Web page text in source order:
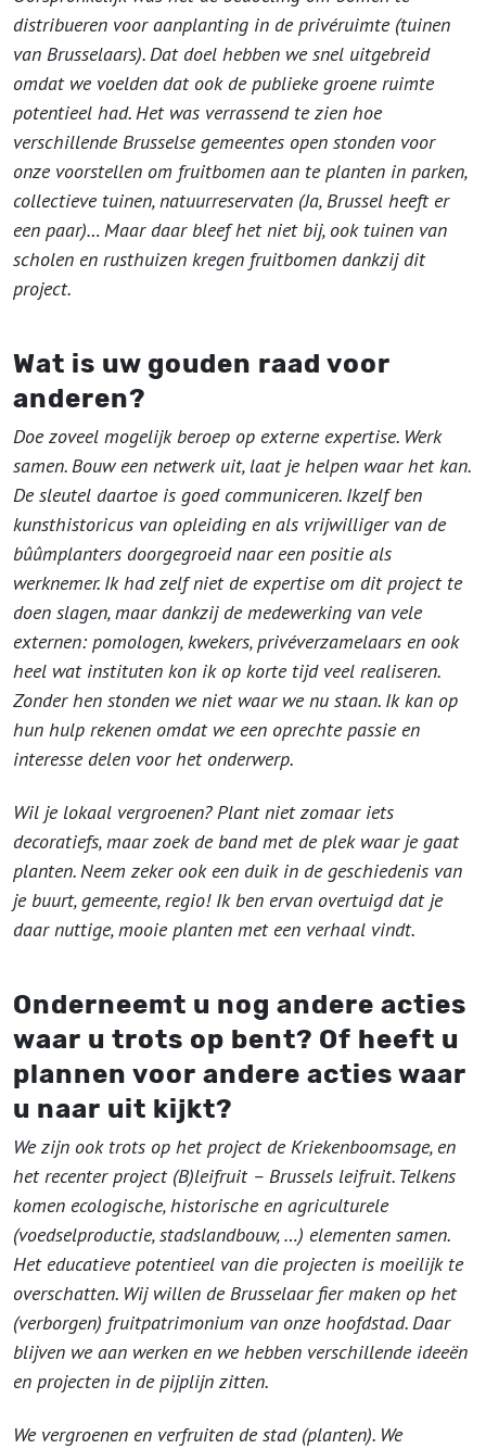
distribueren voor aanplanting in de privéruimte (tuinen
van Brusselaars). Dat doel hebben we snel uitgebreid
omdat we voelden dat ook de publieke groene ruimte
potentieel had. Het was verrassend te zien hoe
verschillende Brusselse gemeentes open stonden voor
onze voorstellen om fruitbomen aan te planten in parken,
collectieve tuinen, natuurreservaten (Ja, Brussel heeft er
een paar)… Maar daar bleef het niet bij, ook tuinen van
scholen en rusthuizen kregen fruitbomen dankzij dit
project.
Wat is uw gouden raad voor
anderen?
Doe zoveel mogelijk beroep op externe expertise. Werk
samen. Bouw een netwerk uit, laat je helpen waar het kan.
De sleutel daartoe is goed communiceren. Ikzelf ben
kunsthistoricus van opleiding en als vrijwilliger van de
bûûmplanters doorgegroeid naar een positie als
werknemer. Ik had zelf niet de expertise om dit project te
doen slagen, maar dankzij de medewerking van vele
externen: pomologen, kwekers, privéverzamelaars en ook
heel wat instituten kon ik op korte tijd veel realiseren.
Zonder hen stonden we niet waar we nu staan. Ik kan op
hun hulp rekenen omdat we een oprechte passie en
interesse delen voor het onderwerp.
Wil je lokaal vergroenen? Plant niet zomaar iets
decoratiefs, maar zoek de band met de plek waar je gaat
planten. Neem zeker ook een duik in de geschiedenis van
je buurt, gemeente, regio! Ik ben ervan overtuigd dat je
daar nuttige, mooie planten met een verhaal vindt.
Onderneemt u nog andere acties
waar u trots op bent? Of heeft u
plannen voor andere acties waar
u naar uit kijkt?
We zijn ook trots op het project de Kriekenboomsage, en
het recenter project (B)leifruit – Brussels leifruit. Telkens
komen ecologische, historische en agriculturele
(voedselproductie, stadslandbouw, …) elementen samen.
Het educatieve potentieel van die projecten is moeilijk te
overschatten. Wij willen de Brusselaar fier maken op het
(verborgen) fruitpatrimonium van onze hoofdstad. Daar
blijven we aan werken en we hebben verschillende ideeën
en projecten in de pijplijn zitten.
We vergroenen en verfruiten de stad (planten). We